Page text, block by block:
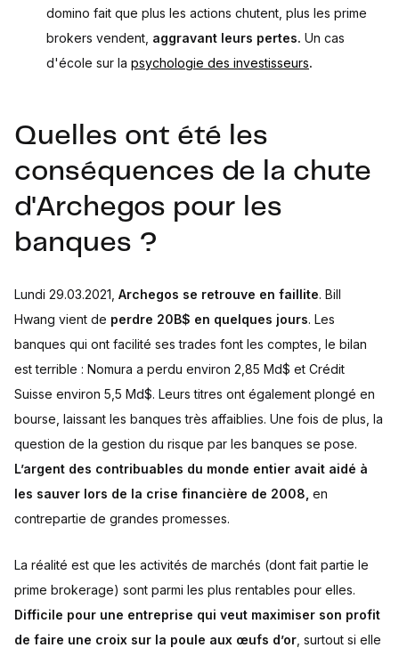
domino fait que plus les actions chutent, plus les prime
brokers vendent, aggravant leurs pertes. Un cas
d'école sur la psychologie des investisseurs.
Quelles ont été les
conséquences de la chute
d'Archegos pour les
banques ?
Lundi 29.03.2021, Archegos se retrouve en faillite. Bill
Hwang vient de perdre 20B$ en quelques jours. Les
banques qui ont facilité ses trades font les comptes, le bilan
est terrible : Nomura a perdu environ 2,85 Md$ et Crédit
Suisse environ 5,5 Md$. Leurs titres ont également plongé en
bourse, laissant les banques très affaiblies. Une fois de plus, la
question de la gestion du risque par les banques se pose.
L’argent des contribuables du monde entier avait aidé à
les sauver lors de la crise financière de 2008, en
contrepartie de grandes promesses.
La réalité est que les activités de marchés (dont fait partie le
prime brokerage) sont parmi les plus rentables pour elles.
Difficile pour une entreprise qui veut maximiser son profit
de faire une croix sur la poule aux œufs d’or , surtout si elle